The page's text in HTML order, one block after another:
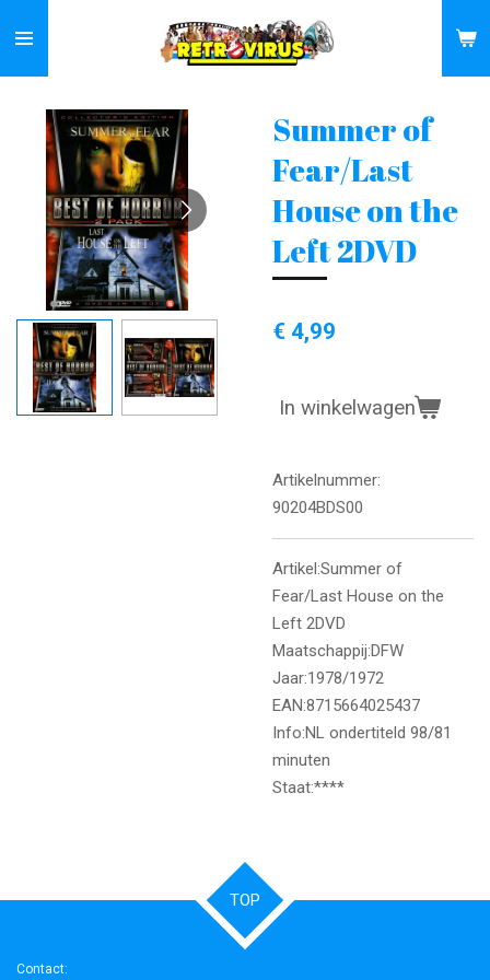
direct
naar
hoofdinhoud
Summer of
Fear/Last
House on the
Left 2DVD
€ 4,99
In winkelwagen
Artikelnummer:
90204BDS00
Artikel:Summer of
Fear/Last House on the
Left 2DVD
Maatschappij:DFW
Jaar:1978/1972
EAN:8715664025437
Info:NL ondertiteld 98/81
minuten
Staat:****
TOP
Contact: